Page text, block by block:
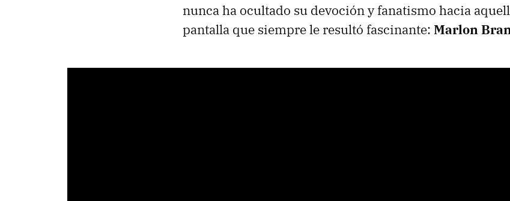
nunca ha ocultado su devoción y fanatismo hacia
pantalla que siempre le resultó fascinante: Marlon